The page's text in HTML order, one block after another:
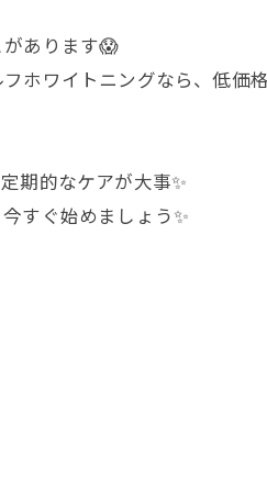
あります😱
ホワイトニングなら、低価
期的なケアが大事✨
すぐ始めましょう✨